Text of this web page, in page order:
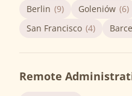
Berlin (9) Goleniów (6)
San Francisco (4)
Remote